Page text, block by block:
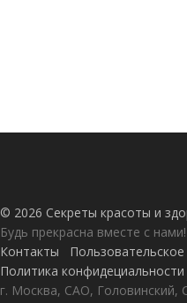
© 2026 Секреты красоты и
Будь прекрасна вместе с нами!
Контакты
Политика конфидециальности
г. Москва, САО, Головинский,